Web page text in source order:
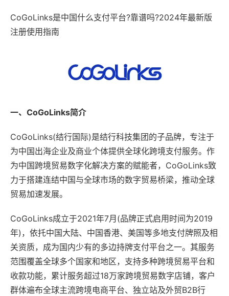
CoGoLinks是中国什么支付平台?靠谱吗?2024年最新版
注册使用指南
一、CoGoLinks简介
CoGoLinks(结行国际)是结行科技集团的子品牌，专注于
为中国出海企业及商业个体提供全球化跨境支付服务。作
为中国跨境贸易数字化解决方案的赋能者，CoGoLinks致
力于搭建连结中国与全球市场的数字贸易桥梁，推动全球
贸易加速发展。
CoGoLinks成立于2021年7月(品牌正式启用时间为2019
年)，依托中国大陆、中国香港、美国等多地支付牌照及相
关资质，成为国内少有的多边持牌支付平台之一。其服务
范围覆盖全球多个国家和地区，支持多种跨境贸易平台和
收款功能，累计服务超过18万家跨境贸易数字店铺，客户
群体遍布全球主流跨境电商平台、独立站及外贸B2B行